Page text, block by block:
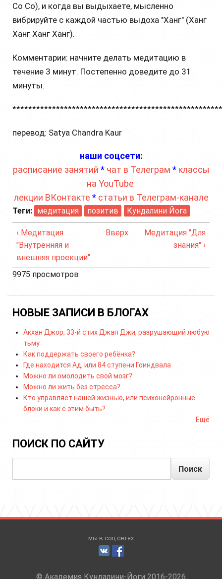
Со Со), и когда вы выдыхаете, мысленно
вибрируйте с каждой частью выдоха "Ханг" (Ханг
Ханг Ханг Ханг).
Комментарии: начните делать медитацию в
течение 3 минут. Постепенно доведите до 31
минуты.
перевод: Satya Chandra Kaur
наши соцсети:
расписание занятий * чат в Телеграм * классы
на YouTube
лекции ВКонтакте * статьи в Телеграм-канале
Теги: медитация позитив Кундалини Йога
‹ Медитация
"Внутренняя и
внешняя проекции"
Вверх
Медитация "Для
знания" ›
9975 просмотров
НОВЫЕ ЗАПИСИ В БЛОГАХ
Акхан Джор, 33-й стих Джап Джи, разрушающий любую
тьму
Как поддержать своего ребёнка?
Где находится Ад, или 84 ступени Гоиндвала
Можно ли омолодить свой мозг?
Можно ли жить без стресса?
Кто управляет нашей жизнью, или психонейронные
блоки и как с этим быть?
Ещё
ПОИСК ПО САЙТУ
мы в соц.сетях
© Академия Кундалини-Йоги 2016-2026